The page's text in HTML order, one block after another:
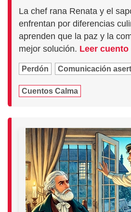
La chef rana Renata y el
enfrentan por diferencias
aprenden que la paz y la
mejor solución. Leer cuento
Perdón Comunicación
Cuentos Calma